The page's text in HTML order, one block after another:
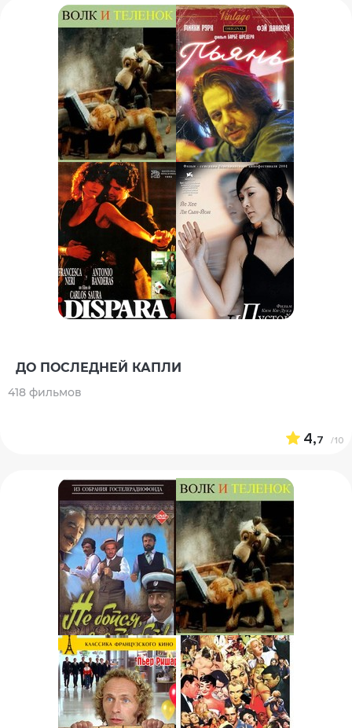
ДО ПОСЛЕДНЕЙ КАПЛИ
418 фильмов
4,7 /10